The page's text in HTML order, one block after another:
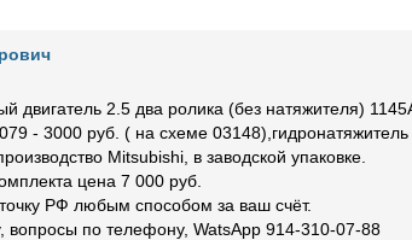
двигатель 2.5 два ролика (без натяжителя)
- 3000 руб. ( на схеме
Mitsubishi, в заводской упаковке.
цена 7 000 руб.
РФ любым способом за ваш счёт.
вопросы по телефону, WatsApp 914-310-07-88